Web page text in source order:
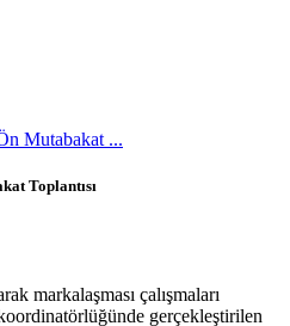
Mutabakat ...
Toplantısı
markalaşması çalışmaları
gerçekleştirilen